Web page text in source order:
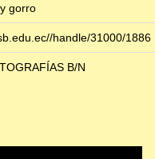
gorro
handle/31000/1886
B/N